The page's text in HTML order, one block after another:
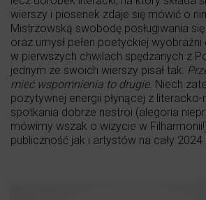
wierszy i piosenek zdaje się mówić o
Mistrzowską swobodę posługiwania
oraz umysł pełen poetyckiej
w pierwszych chwilach spędzanych z
jednym ze swoich wierszy pisał tak:
mieć wspomnienia to drugie. Niech
pozytywnej energii płynącej z
spotkania dobrze nastroi (alegoria
mówimy wszak o wizycie w
publiczność jak i artystów na cały 2024